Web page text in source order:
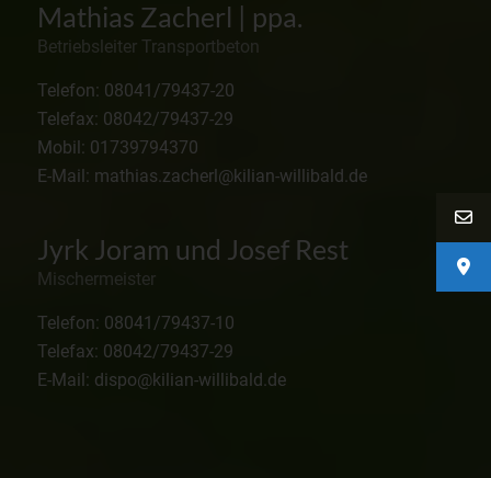
Mathias Zacherl | ppa.
Betriebsleiter Transportbeton
Telefon: 08041/79437-20
Telefax: 08042/79437-29
Mobil: 01739794370
E-Mail: mathias.zacherl@kilian-willibald.de
Jyrk Joram und Josef Rest
Mischermeister
Telefon: 08041/79437-10
Telefax: 08042/79437-29
E-Mail: dispo@kilian-willibald.de